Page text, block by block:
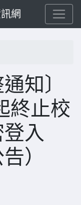
網
知〕
終止校
入
）